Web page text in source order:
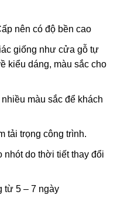
nên có độ bền cao
giống như cửa gỗ tự
kiểu dáng, màu sắc cho
màu sắc để khách
tải trọng công trình.
nhót do thời tiết thay đổi
từ 5 – 7 ngày